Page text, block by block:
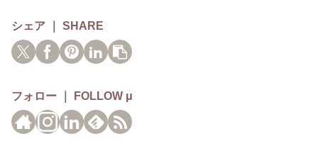
シェア ｜ SHARE
フォロー ｜ FOLLOW μ